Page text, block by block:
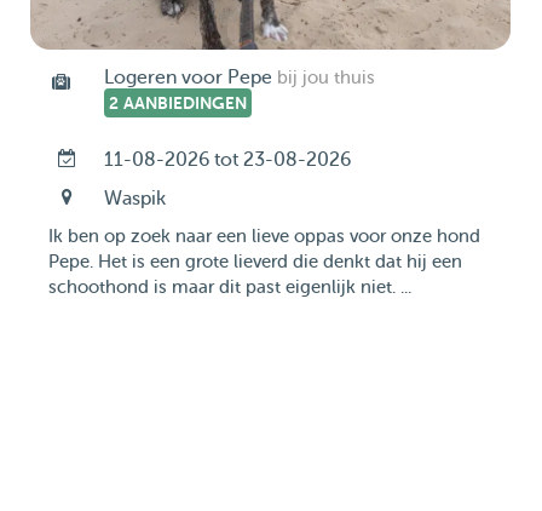
Logeren voor Pepe bij jou thuis
2 AANBIEDINGEN
11-08-2026 tot 23-08-2026
Waspik
Ik ben op zoek naar een lieve oppas voor onze hond
Pepe. Het is een grote lieverd die denkt dat hij een
schoothond is maar dit past eigenlijk niet. ...